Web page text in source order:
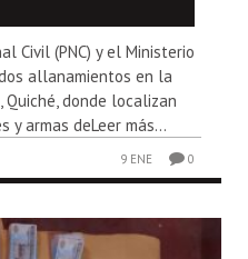
Civil (PNC) y el Ministerio
allanamientos en la
Quiché, donde localizan
y armas deLeer más...
9 ENE 0